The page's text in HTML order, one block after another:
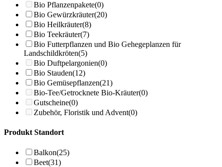
Bio Pflanzenpakete(0)
Bio Gewürzkräuter(20)
Bio Heilkräuter(8)
Bio Teekräuter(7)
Bio Futterpflanzen und Bio Gehegeplanzen für
Landschildkröten(5)
Bio Duftpelargonien(0)
Bio Stauden(12)
Bio Gemüsepflanzen(21)
Bio-Tee/Getrocknete Bio-Kräuter(0)
Gutscheine(0)
Zubehör, Floristik und Advent(0)
Produkt Standort
Balkon(25)
Beet(31)